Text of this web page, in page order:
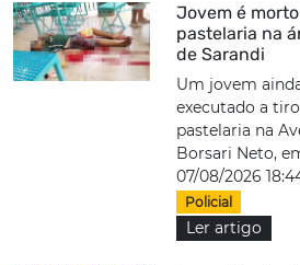
Jovem é
pastelaria na
de Sarandi
Um jovem
executado a
pastelaria na
Borsari Neto,
07/08/2026
Policial
Ler artigo